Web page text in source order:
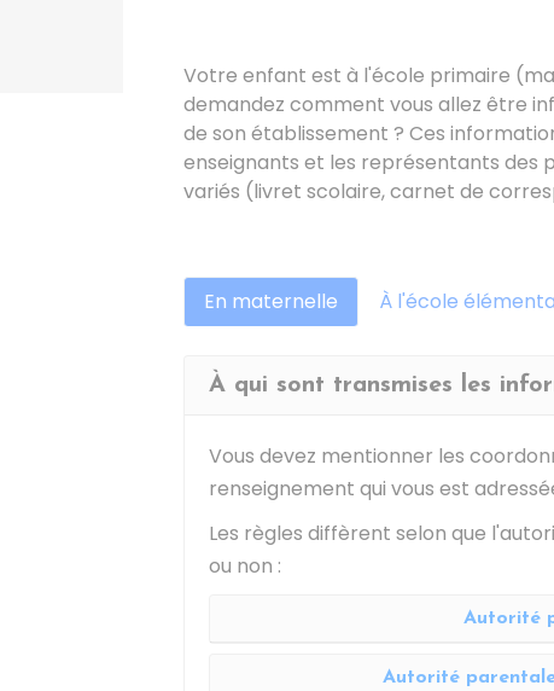
Votre enfant est à l'école primaire
demandez comment vous allez être
de son établissement ? Ces
enseignants et les représentants des
variés (livret scolaire, carnet de
En maternelle À l'école
À qui sont transmises les
Vous devez mentionner les
renseignement qui vous est
Les règles diffèrent selon que
ou non :
Autorité
Autorité